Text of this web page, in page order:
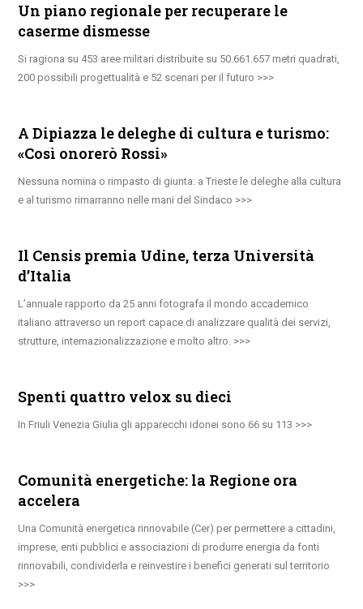
Un piano regionale per recuperare le
caserme dismesse
Si ragiona su 453 aree militari distribuite su 50.661.657 metri quadrati,
200 possibili progettualità e 52 scenari per il futuro
A Dipiazza le deleghe di cultura e turismo:
«Così onorerò Rossi»
Nessuna nomina o rimpasto di giunta: a Trieste le deleghe alla cultura
e al turismo rimarranno nelle mani del Sindaco
Il Censis premia Udine, terza Università
d’Italia
L’annuale rapporto da 25 anni fotografa il mondo accademico
italiano attraverso un report capace di analizzare qualità dei servizi,
strutture, internazionalizzazione e molto altro.
Spenti quattro velox su dieci
In Friuli Venezia Giulia gli apparecchi idonei sono 66 su 113
Comunità energetiche: la Regione ora
accelera
Una Comunità energetica rinnovabile (Cer) per permettere a cittadini,
imprese, enti pubblici e associazioni di produrre energia da fonti
rinnovabili, condividerla e reinvestire i benefici generati sul territorio